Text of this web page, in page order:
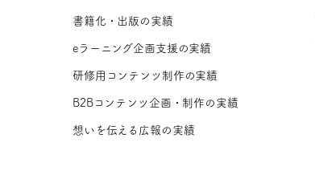
書籍化・出版の実績
eラーニング企画支援の実績
研修用コンテンツ制作の実績
B2Bコンテンツ企画・制作の実績
想いを伝える広報の実績